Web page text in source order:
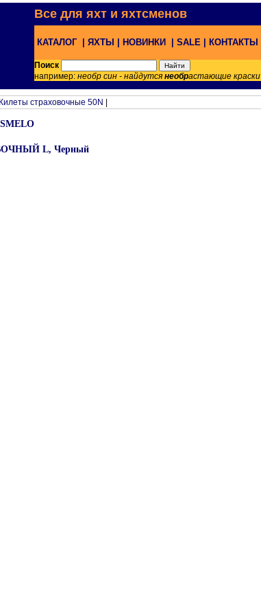
Все для яхт и яхтсменов
КАТАЛОГ | ЯХТЫ | НОВИНКИ | SALE | КОНТАКТЫ
Поиск
например: необр син - найдутся необрастающие краски
страховочные 50N
SMELO
L, Черный